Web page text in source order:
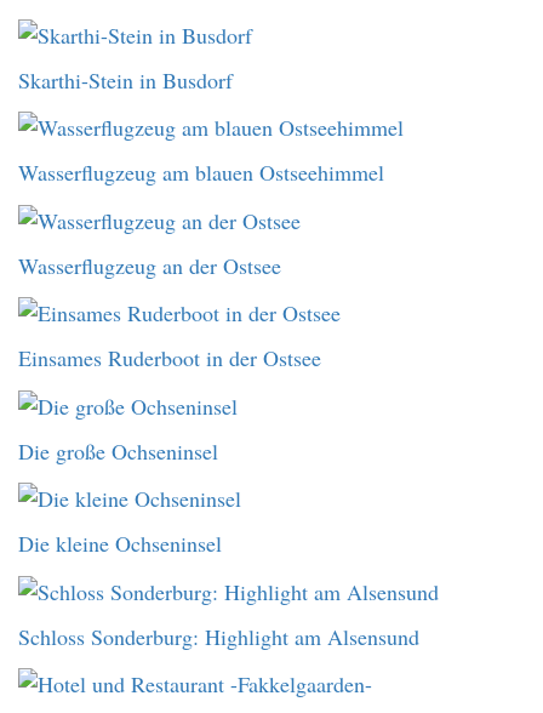
Skarthi-Stein in Busdorf
Wasserflugzeug am blauen Ostseehimmel
Wasserflugzeug an der Ostsee
Einsames Ruderboot in der Ostsee
Die große Ochseninsel
Die kleine Ochseninsel
Schloss Sonderburg: Highlight am Alsensund